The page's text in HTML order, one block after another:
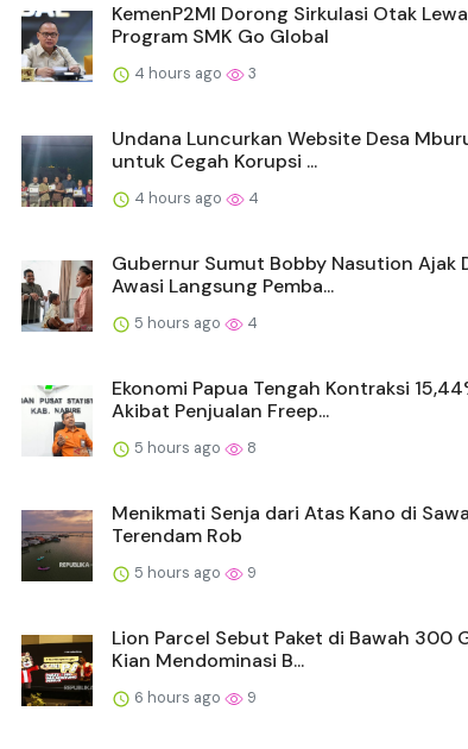
KemenP2MI Dorong Sirkulasi Otak
Program SMK Go Global
4 hours ago 3
Undana Luncurkan Website Desa
untuk Cegah Korupsi ...
4 hours ago 4
Gubernur Sumut Bobby Nasution Ajak
Awasi Langsung Pemba...
5 hours ago 4
Ekonomi Papua Tengah Kontraksi
Akibat Penjualan Freep...
5 hours ago 8
Menikmati Senja dari Atas Kano di
Terendam Rob
5 hours ago 9
Lion Parcel Sebut Paket di Bawah 300
Kian Mendominasi B...
6 hours ago 9